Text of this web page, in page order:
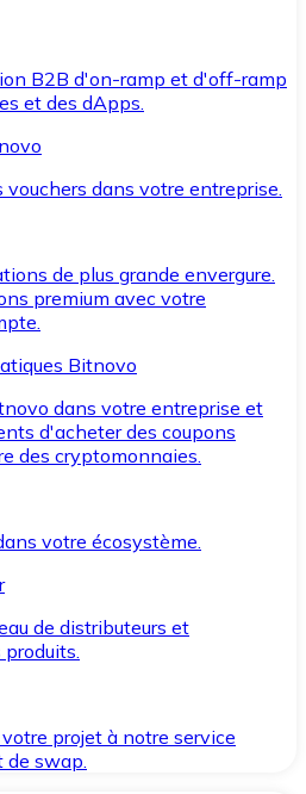
B2B d'on-ramp et d'off-ramp
et des dApps.
vouchers dans votre entreprise.
de plus grande envergure.
premium avec votre
Bitnovo
dans votre entreprise et
d'acheter des coupons
des cryptomonnaies.
votre écosystème.
de distributeurs et
projet à notre service
de swap.